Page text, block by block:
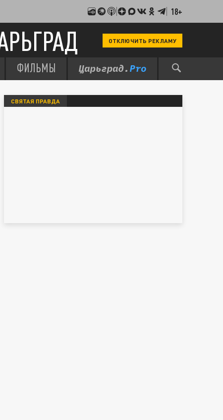
18+
ОТКЛЮЧИТЬ РЕКЛАМУ
ФИЛЬМЫ
СВЯТАЯ ПРАВДА